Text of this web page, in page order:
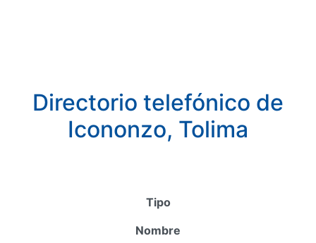
Directorio telefónico de
Icononzo, Tolima
Tipo
Nombre